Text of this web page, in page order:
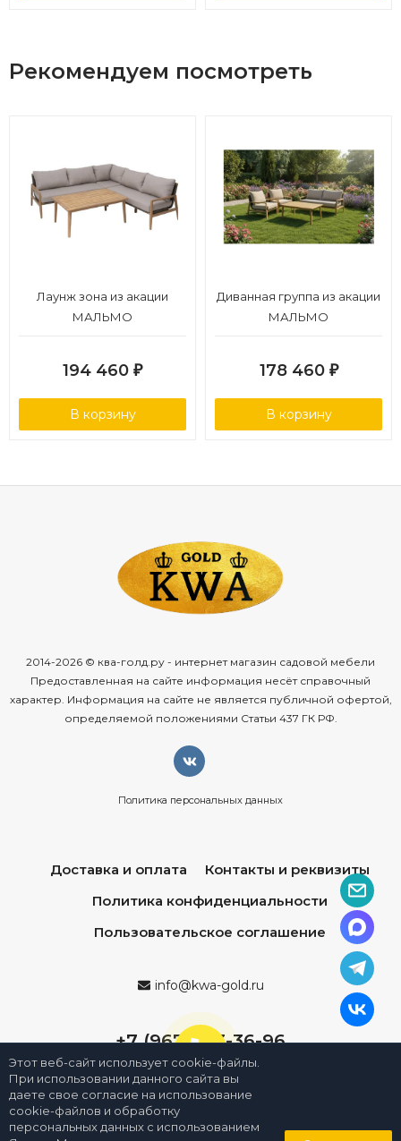
Рекомендуем посмотреть
Лаунж зона из акации
МАЛЬМО
194 460 ₽
В корзину
Диванная группа из акации
МАЛЬМО
178 460 ₽
В корзину
2014-2026 © ква-голд.ру - интернет магазин садовой мебели
Предоставленная на сайте информация несёт справочный
характер. Информация на сайте не является публичной офертой,
определяемой положениями Статьи 437 ГК РФ.
Политика персональных данных
Доставка и оплата
Контакты и реквизиты
Политика конфиденциальности
Пользовательское соглашение
info@kwa-gold.ru
+7 (967) 013-36-96
Этот веб-сайт использует cookie-файлы.
При использовании данного сайта вы
даете свое согласие на использование
cookie-файлов и обработку
персональных данных с использованием